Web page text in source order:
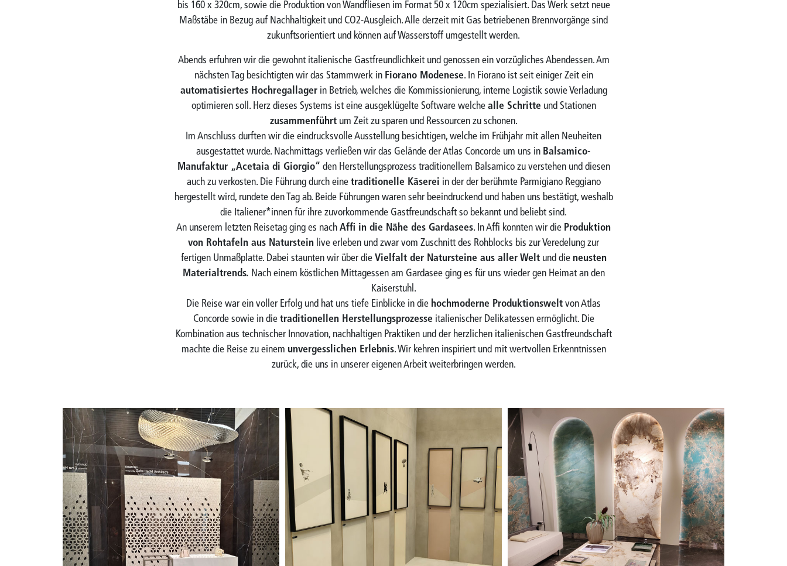
bis 160 x 320cm, sowie die Produktion von Wandfliesen im Format 50 x 120cm spezialisiert. Das Werk setzt neue
Maßstäbe in Bezug auf Nachhaltigkeit und CO2-Ausgleich. Alle derzeit mit Gas betriebenen Brennvorgänge sind
zukunftsorientiert und können auf Wasserstoff umgestellt werden.
Abends erfuhren wir die gewohnt italienische Gastfreundlichkeit und genossen ein vorzügliches Abendessen. Am
nächsten Tag besichtigten wir das Stammwerk in Fiorano Modenese. In Fiorano ist seit einiger Zeit ein
automatisiertes Hochregallagerin Betrieb, welches die Kommissionierung, interne Logistik sowie Verladung
optimieren soll. Herz dieses Systems ist eine ausgeklügelte Software welche alle Schritte und Stationen
zusammenführtum Zeit zu sparen und Ressourcen zu schonen.
Im Anschluss durften wir die eindrucksvolle Ausstellung besichtigen, welche im Frühjahr mit allen Neuheiten
ausgestattet wurde. Nachmittags verließen wir das Gelände der Atlas Concorde um uns in Balsamico-
Manufaktur „Acetaia di Giorgio“ den Herstellungsprozess traditionellem Balsamico zu verstehen und diesen
auch zu verkosten. Die Führung durch eine traditionelle Käserei in der der berühmte Parmigiano Reggiano
hergestellt wird, rundete den Tag ab. Beide Führungen waren sehr beeindruckend und haben uns bestätigt, weshalb
die Italiener*innen für ihre zuvorkommende Gastfreundschaft so bekannt und beliebt sind.
An unserem letzten Reisetag ging es nach Affi in die Nähe des Gardasees. In Affi konnten wir die Produktion
von Rohtafeln aus Naturstein live erleben und zwar vom Zuschnitt des Rohblocks bis zur Veredelung zur
fertigen Unmaßplatte. Dabei staunten wir über die Vielfalt der Natursteine aus aller Weltund die neusten
Materialtrends. Nach einem köstlichen Mittagessen am Gardasee ging es für uns wieder gen Heimat an den
Kaiserstuhl.
Die Reise war ein voller Erfolg und hat uns tiefe Einblicke in die hochmoderne Produktionswelt von Atlas
Concorde sowie in die traditionellen Herstellungsprozesse italienischer Delikatessen ermöglicht. Die
Kombination aus technischer Innovation, nachhaltigen Praktiken und der herzlichen italienischen Gastfreundschaft
machte die Reise zu einem unvergesslichen Erlebnis. Wir kehren inspiriert und mit wertvollen Erkenntnissen
zurück, die uns in unserer eigenen Arbeit weiterbringen werden.